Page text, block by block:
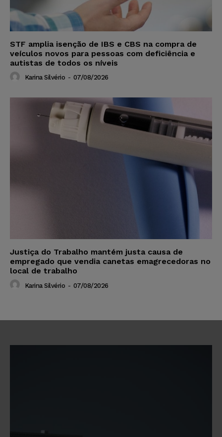
STF amplia isenção de IBS e CBS na compra de
veículos novos para pessoas com deficiência e
autistas de todos os níveis
Karina Silvério - 07/08/2026
Justiça do Trabalho mantém justa causa de
empregado que vendia canetas emagrecedoras no
local de trabalho
Karina Silvério - 07/08/2026